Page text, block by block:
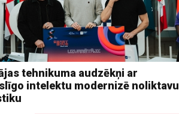
tehnikuma audzēkņi ar
intelektu modernizē noliktavu